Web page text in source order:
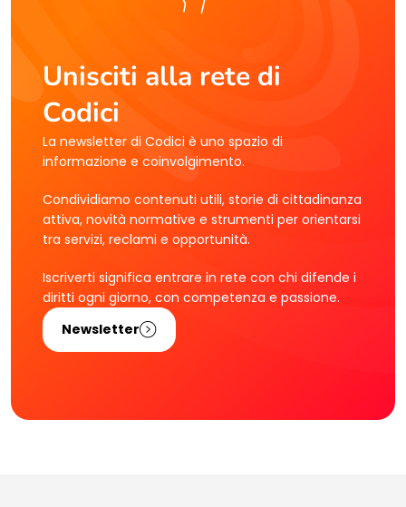
Unisciti alla rete di
Codici
La newsletter di Codici è uno spazio di
informazione e coinvolgimento.
Condividiamo contenuti utili, storie di cittadinanza
attiva, novità normative e strumenti per orientarsi
tra servizi, reclami e opportunità.
Iscriverti significa entrare in rete con chi difende i
diritti ogni giorno, con competenza e passione.
Newsletter